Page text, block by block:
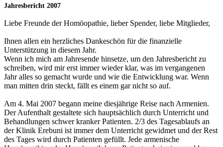
Jahresbericht 2007
Liebe Freunde der Homöopathie, lieber Spender, liebe Mitglieder,
Ihnen allen ein herzliches Dankeschön für die finanzielle
Unterstützung in diesem Jahr.
Wenn ich mich am Jahresende hinsetze, um den Jahresbericht zu
schreiben, wird mir erst immer wieder klar, was im vergangenen
Jahr alles so gemacht wurde und wie die Entwicklung war. Wenn
man mitten drin steckt, fällt es einem gar nicht so auf.
Am 4. Mai 2007 begann meine diesjährige Reise nach Armenien.
Der Aufenthalt gestaltete sich hauptsächlich durch Unterricht und
Behandlungen schwer kranker Patienten. 2/3 des Tagesablaufs an
der Klinik Erebuni ist immer dem Unterricht gewidmet und der Rest
des Tages wird durch Patienten gefüllt. Jede armenische